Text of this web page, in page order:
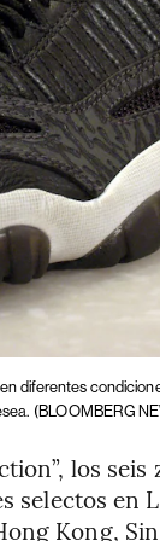
diferentes
(BLOOMBERG
los
en
Kong,